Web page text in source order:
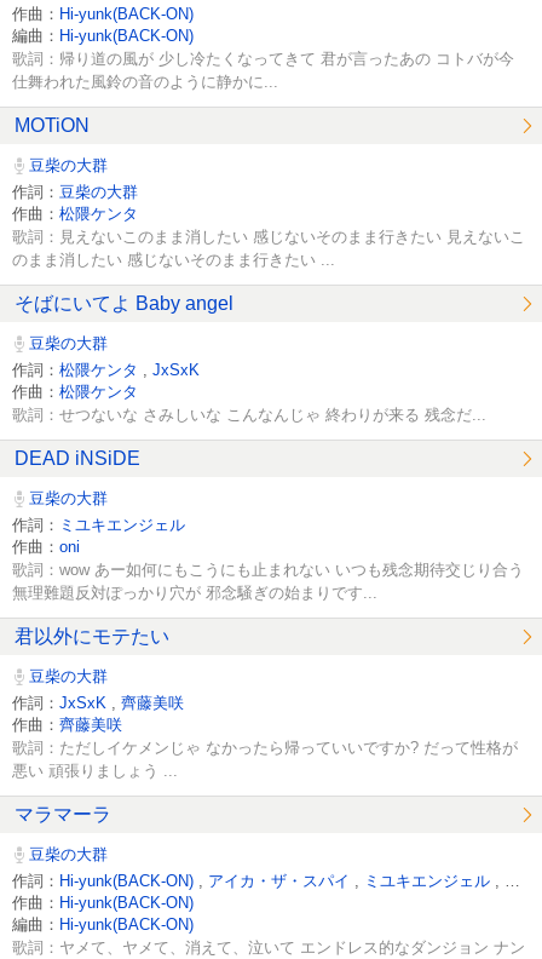
作曲： Hi-yunk(BACK-ON)
編曲： Hi-yunk(BACK-ON)
歌詞：帰り道の風が 少し冷たくなってきて 君が言ったあの コトバが今
仕舞われた風鈴の音のように静かに...
MOTiON
豆柴の大群
作詞： 豆柴の大群
作曲： 松隈ケンタ
歌詞：見えないこのまま消したい 感じないそのまま行きたい 見えないこ
のまま消したい 感じないそのまま行きたい ...
そばにいてよ Baby angel
豆柴の大群
作詞： 松隈ケンタ
JxSxK
作曲： 松隈ケンタ
歌詞：せつないな さみしいな こんなんじゃ 終わりが来る 残念だ...
DEAD iNSiDE
豆柴の大群
作詞： ミユキエンジェル
作曲： oni
歌詞：wow あー如何にもこうにも止まれない いつも残念期待交じり合う
無理難題反対ぽっかり穴が 邪念騒ぎの始まりです...
君以外にモテたい
豆柴の大群
作詞： JxSxK
齊藤美咲
作曲： 齊藤美咲
歌詞：ただしイケメンじゃ なかったら帰っていいですか? だって性格が
悪い 頑張りましょう ...
マラマーラ
豆柴の大群
作詞： Hi-yunk(BACK-ON) アイカ・ザ・スパイ ミユキエンジェル
作曲： Hi-yunk(BACK-ON)
編曲： Hi-yunk(BACK-ON)
歌詞：ヤメて、ヤメて、消えて、泣いて エンドレス的なダンジョン ナン